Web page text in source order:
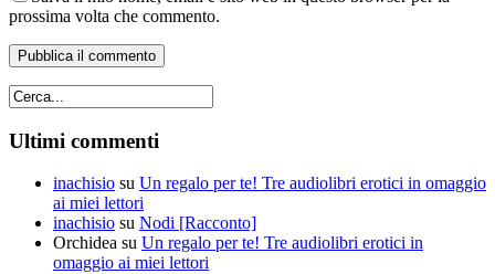
prossima volta che commento.
Ultimi commenti
inachisio su Un regalo per te! Tre audiolibri erotici in omaggio
ai miei lettori
inachisio su Nodi [Racconto]
Orchidea su Un regalo per te! Tre audiolibri erotici in
omaggio ai miei lettori